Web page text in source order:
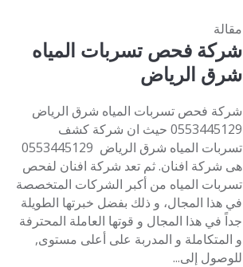
مقالة
شركة فحص تسربات المياه
شرق الرياض
شركة فحص تسربات المياه شرق الرياض
0553445129 حيث ان شركة كشف
تسربات المياه شرق الرياض 0553445129
هى شركة افنان. ثم تعد شركة افنان لفحص
تسربات المياه من أكبر الشركات المتخصصة
في هذا المجال، و ذلك بفضل خبرتها الطويلة
جداً في هذا المجال و قوتها العاملة المحترفة
و المتكاملة و المدربة على أعلى مستوى,
للوصول إلى...